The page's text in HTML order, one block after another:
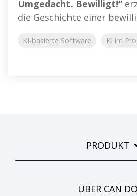
Umgedacht. Bewilligt!“
die Geschichte einer
KI-basierte Software KI im
PRODUKT
ÜBER CAN DO